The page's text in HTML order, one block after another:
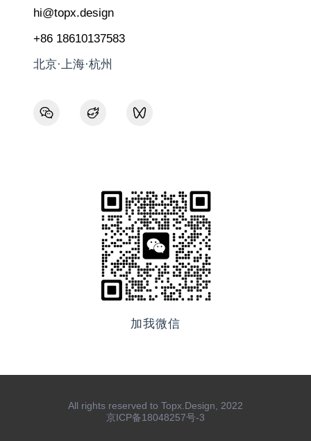
hi@topx.design
+86 18610137583
北京·上海·杭州
加我微信
All rights reserved to Topx.Design, 2022
京ICP备18048257号-3